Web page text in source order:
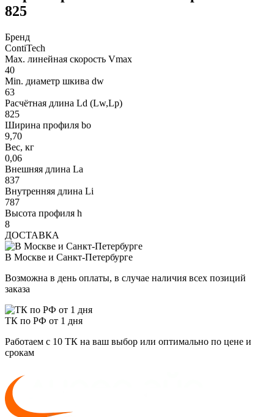
825
Бренд
ContiTech
Max. линейная скорость Vmax
40
Min. диаметр шкива dw
63
Расчётная длина Ld (Lw,Lp)
825
Ширина профиля bo
9,70
Вес, кг
0,06
Внешняя длина La
837
Внутренняя длина Li
787
Высота профиля h
8
ДОСТАВКА
В Москве и Санкт-Петербурге
Возможна в день оплаты, в случае наличия всех позиций
заказа
ТК по РФ от 1 дня
Работаем с 10 ТК на ваш выбор или оптимально по цене и
срокам